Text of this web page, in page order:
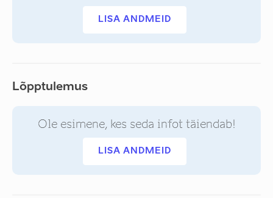
LISA ANDMEID
Lõpptulemus
Ole esimene, kes seda infot täiendab!
LISA ANDMEID